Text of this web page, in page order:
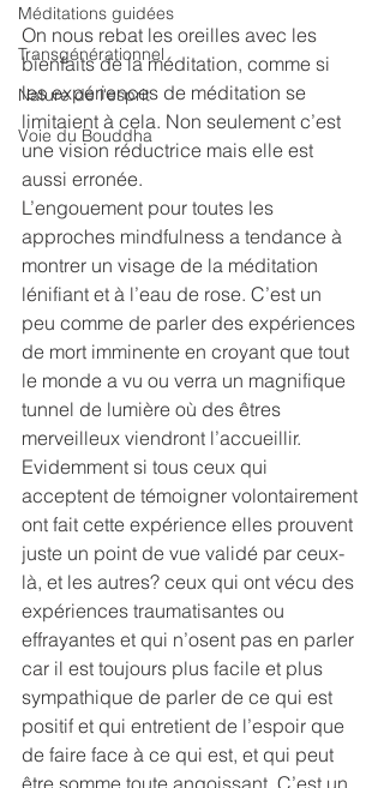
Méditations guidées
Transgénérationnel
Nature de l'esprit
Voie du Bouddha
On nous rebat les oreilles avec les
bienfaits de la méditation, comme si
les expériences de méditation se
limitaient à cela. Non seulement c’est
une vision réductrice mais elle est
aussi erronée.
L’engouement pour toutes les
approches mindfulness a tendance à
montrer un visage de la méditation
lénifiant et à l’eau de rose. C’est un
peu comme de parler des expériences
de mort imminente en croyant que tout
le monde a vu ou verra un magnifique
tunnel de lumière où des êtres
merveilleux viendront l’accueillir.
Evidemment si tous ceux qui
acceptent de témoigner volontairement
ont fait cette expérience elles prouvent
juste un point de vue validé par ceux-
là, et les autres? ceux qui ont vécu des
expériences traumatisantes ou
effrayantes et qui n’osent pas en parler
car il est toujours plus facile et plus
sympathique de parler de ce qui est
positif et qui entretient de l’espoir que
de faire face à ce qui est, et qui peut
être somme toute angoissant. C’est un